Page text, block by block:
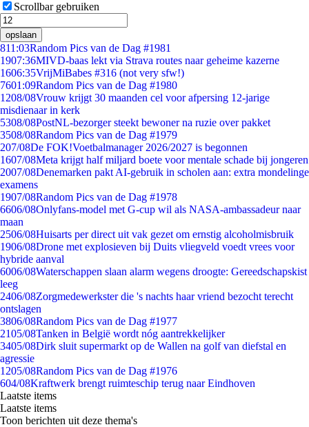
Scrollbar gebruiken
opslaan
811:03Random Pics van de Dag #1981
1907:36MIVD-baas lekt via Strava routes naar geheime kazerne
1606:35VrijMiBabes #316 (not very sfw!)
7601:09Random Pics van de Dag #1980
1208/08Vrouw krijgt 30 maanden cel voor afpersing 12-jarige
misdienaar in kerk
5308/08PostNL-bezorger steekt bewoner na ruzie over pakket
3508/08Random Pics van de Dag #1979
207/08De FOK!Voetbalmanager 2026/2027 is begonnen
1607/08Meta krijgt half miljard boete voor mentale schade bij jongeren
2007/08Denemarken pakt AI-gebruik in scholen aan: extra mondelinge
examens
1907/08Random Pics van de Dag #1978
6606/08Onlyfans-model met G-cup wil als NASA-ambassadeur naar
maan
2506/08Huisarts per direct uit vak gezet om ernstig alcoholmisbruik
1906/08Drone met explosieven bij Duits vliegveld voedt vrees voor
hybride aanval
6006/08Waterschappen slaan alarm wegens droogte: Gereedschapskist
leeg
2406/08Zorgmedewerkster die 's nachts haar vriend bezocht terecht
ontslagen
3806/08Random Pics van de Dag #1977
2105/08Tanken in België wordt nóg aantrekkelijker
3405/08Dirk sluit supermarkt op de Wallen na golf van diefstal en
agressie
1205/08Random Pics van de Dag #1976
604/08Kraftwerk brengt ruimteschip terug naar Eindhoven
Laatste items
Laatste items
Toon berichten uit deze thema's